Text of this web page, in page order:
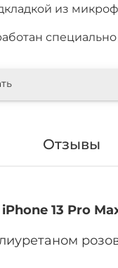
из
Отзывы
13 Pro